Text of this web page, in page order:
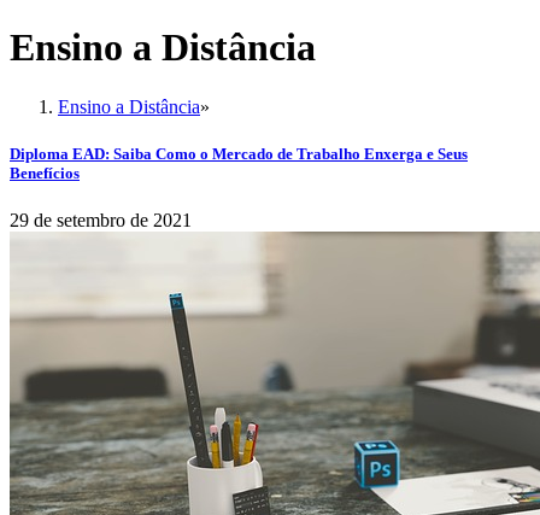
Ensino a Distância
Ensino a Distância»
Diploma EAD: Saiba Como o Mercado de Trabalho Enxerga e Seus
Benefícios
29 de setembro de 2021